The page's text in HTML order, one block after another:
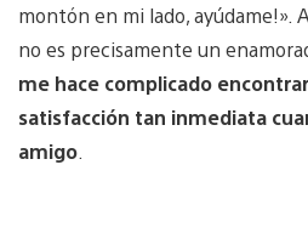
montón en mi lado, ayúdame!».
no es precisamente un
me hace complicado
satisfacción tan inmediata
amigo